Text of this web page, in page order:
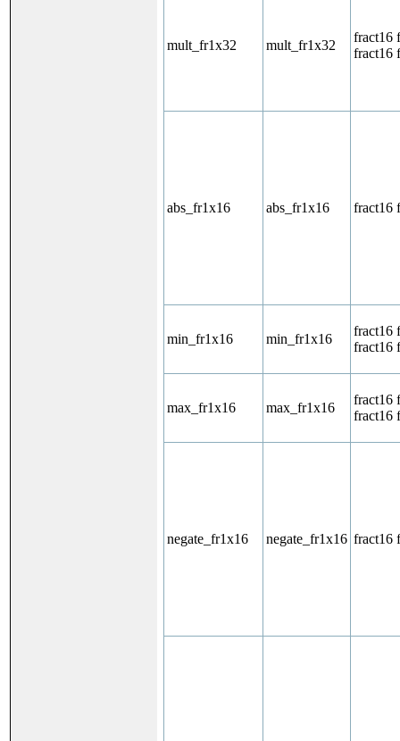
mult_fr1x32 mult_fr1x32
fract16
fract16
abs_fr1x16 abs_fr1x16 fract16
min_fr1x16 min_fr1x16
fract16
fract16
max_fr1x16 max_fr1x16
fract16
fract16
negate_fr1x16 negate_fr1x16 fract16